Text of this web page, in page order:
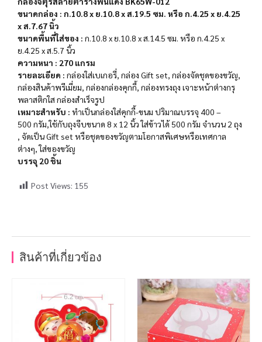
ขนาดกล่อง : ก.10.8 x ย.10.8 x ส.19.5 ซม. หรือ ก.4.25 x ย.4.25
x ส.7.67 นิ้ว
ขนาดพื้นที่ใส่ของ : ก.10.8 x ย.10.8 x ส.14.5 ซม. หรือ ก.4.25 x
ย.4.25 x ส.5.7 นิ้ว
ความหนา : 270 แกรม
รายละเอียด : กล่องใส่เบเกอรี่, กล่อง Gift set, กล่องจัดชุดของขวัญ,
กล่องสินค้าพรีเมี่ยม, กล่องกล่องคุกกี้, กล่องทรงถุง เจาะหน้าต่างกรุ
พลาสติกใส กล่องสำเร็จรูป
เหมาะสำ​หรับ​ : ทำเป็นกล่องใส่คุกกี้-ขนม ปริมาณบรรจุ 400 –
500 กรัม,ใช้กับถุงจีบขนาด 8 x 12 นิ้วใส่ข้าวได้ 500 กรัม จำนวน 2 ถุง
, จัดเป็น Gift set หรือชุดของขวัญตามโอกาสพิเศษหรือเทศกาล
ต่างๆ,ใส่ของขวัญ
บรรจุ 20 ชิ้น
Post Views: 155
สินค้าที่เกี่ยวข้อง